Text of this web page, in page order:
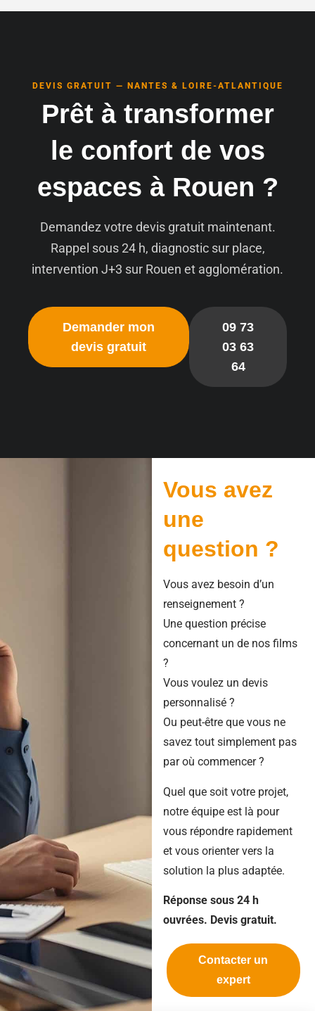
DEVIS GRATUIT — NANTES & LOIRE-ATLANTIQUE
Prêt à transformer
le confort de vos
espaces à Rouen ?
Demandez votre devis gratuit maintenant.
Rappel sous 24 h, diagnostic sur place,
intervention J+3 sur Rouen et agglomération.
Demander mon
devis gratuit
09 73
03 63
64
Vous avez
une
question ?
Vous avez besoin d’un
renseignement ?
Une question précise
concernant un de nos films
?
Vous voulez un devis
personnalisé ?
Ou peut-être que vous ne
savez tout simplement pas
par où commencer ?
Quel que soit votre projet,
notre équipe est là pour
vous répondre rapidement
et vous orienter vers la
solution la plus adaptée.
Réponse sous 24 h
ouvrées. Devis gratuit.
Contacter un
expert